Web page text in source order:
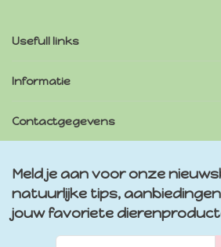
Usefull links
Informatie
Contactgegevens
Meld je aan voor onze
natuurlijke tips,
jouw favoriete